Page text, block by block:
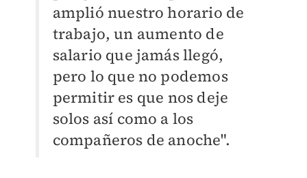
amplió nuestro horario de
trabajo, un aumento de
salario que jamás llegó,
pero lo que no podemos
permitir es que nos deje
solos así como a los
compañeros de anoche".